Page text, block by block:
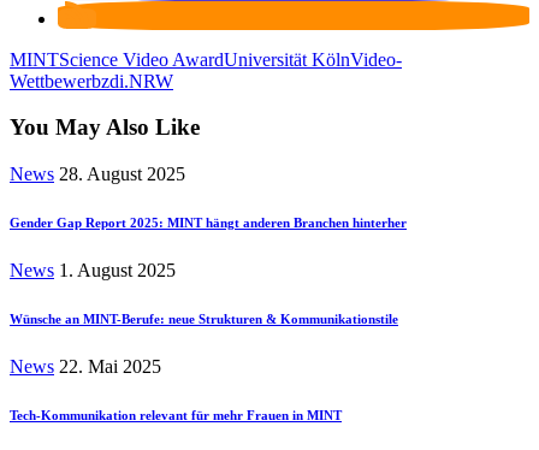
MINTScience Video AwardUniversität KölnVideo-
Wettbewerbzdi.NRW
You May Also Like
News 28. August 2025
Gender Gap Report 2025: MINT hängt anderen Branchen hinterher
News 1. August 2025
Wünsche an MINT-Berufe: neue Strukturen & Kommunikationstile
News 22. Mai 2025
Tech-Kommunikation relevant für mehr Frauen in MINT